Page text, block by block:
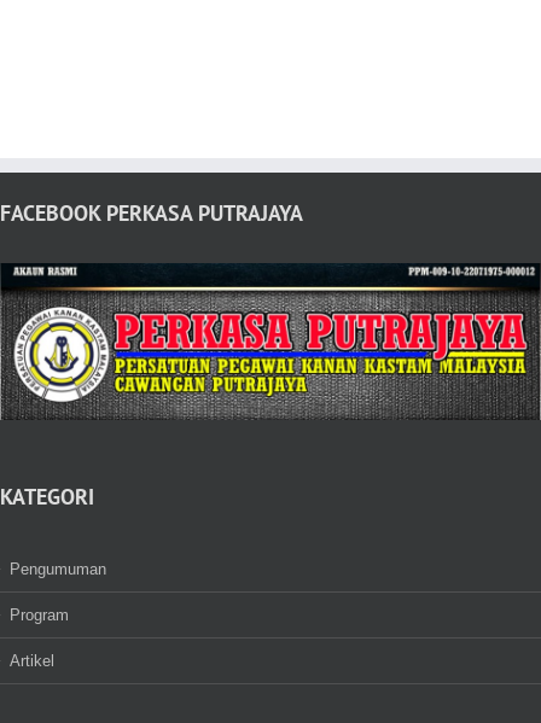
FACEBOOK PERKASA PUTRAJAYA
KATEGORI
Pengumuman
Program
Artikel